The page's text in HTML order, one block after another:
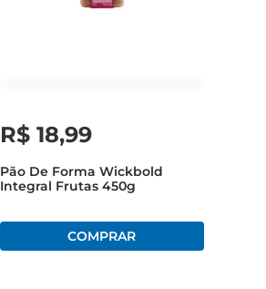
R$ 18,99
Pão De Forma Wickbold
Integral Frutas 450g